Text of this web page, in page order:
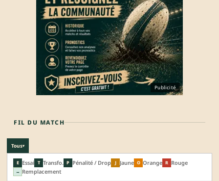
Publicité
FIL DU MATCH
Tous▾
E Essai T Transfo. P Pénalité / Drop J Jaune O Orange R Rouge
↔ Remplacement